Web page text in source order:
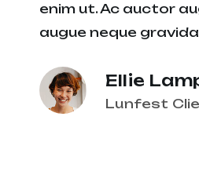
enim ut. Ac auctor
augue neque
Ellie
Lunfest